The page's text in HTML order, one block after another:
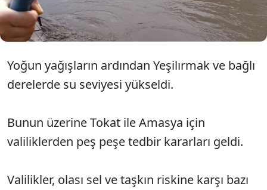
Yoğun yağışların ardından Yeşilırmak ve bağlı
derelerde su seviyesi yükseldi.
Bunun üzerine Tokat ile Amasya için
valiliklerden peş peşe tedbir kararları geldi.
Valilikler, olası sel ve taşkın riskine karşı bazı